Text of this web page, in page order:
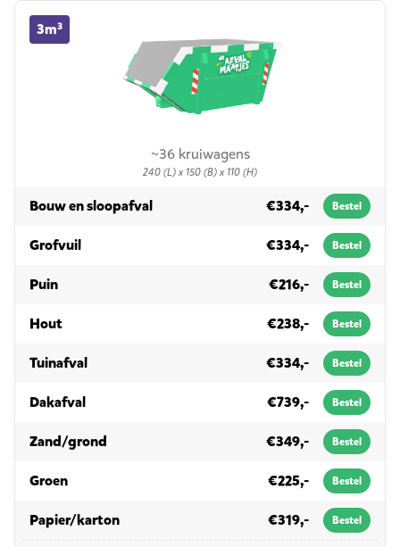
~36 kruiwagens
240 (L) x 150 (B) x 110 (H)
3m³
3m³ container huren
Bouw en sloopafvalin 3m³ €334,- Bestel
Grofvuilin 3m³ €334,- Bestel
Puinin 3m³ €216,- Bestel
Houtin 3m³ €238,- Bestel
Tuinafvalin 3m³ €334,- Bestel
Dakafvalin 3m³ €739,- Bestel
Zand/grond €349,- Bestel
Groenin 3m³ €225,- Bestel
Papier/kartonin 3m³ €319,- Bestel